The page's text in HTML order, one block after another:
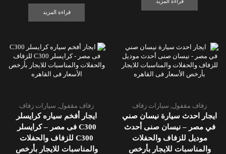
قراءة المزيد
قراءة المزيد
زفاف مقفول, سيارات زفاف
ايجار احدث سيارة نيسان صني
في مصر – نيسان صنى أحدث
موديل للزفاف والحفلات
والمناسبات للايجار بأرخص
زفاف مقفول, سيارات زفاف
ايجار أفخم سياره كرايسلر
C300 فى مصر – كرايسلر
C300 للزفاف والحفلات
والمناسبات للايجار بأرخص